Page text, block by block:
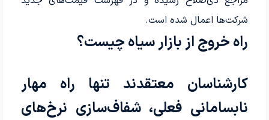
شرکت‌ها اعمال شده است.
راه خروج از بازار سیاه چیست؟
کارشناسان معتقدند تنها راه مهار
نابسامانی فعلی، شفاف‌سازی نرخ‌های